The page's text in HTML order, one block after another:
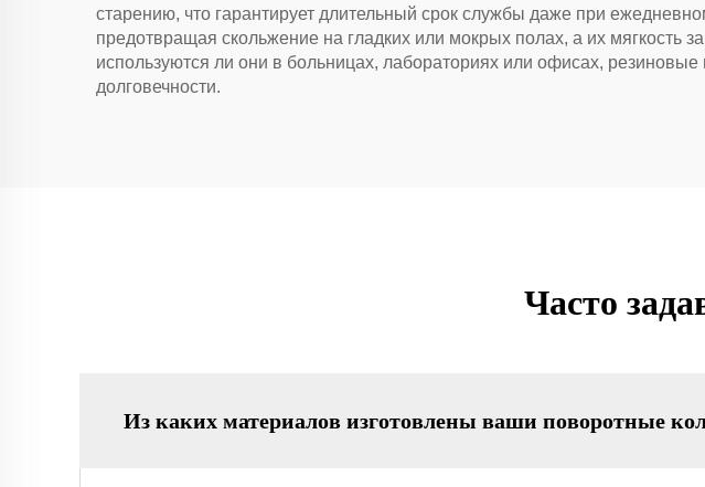
старению, что гарантирует длительный срок службы даже при
предотвращая скольжение на гладких или мокрых полах, а их мягкость
используются ли они в больницах, лабораториях или офисах,
долговечности.
Часто
Из каких материалов изготовлены ваши поворотные